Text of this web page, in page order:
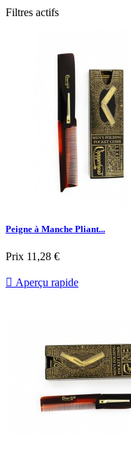
Filtres actifs
Peigne à Manche Pliant...
Prix 11,28 €
 Aperçu rapide